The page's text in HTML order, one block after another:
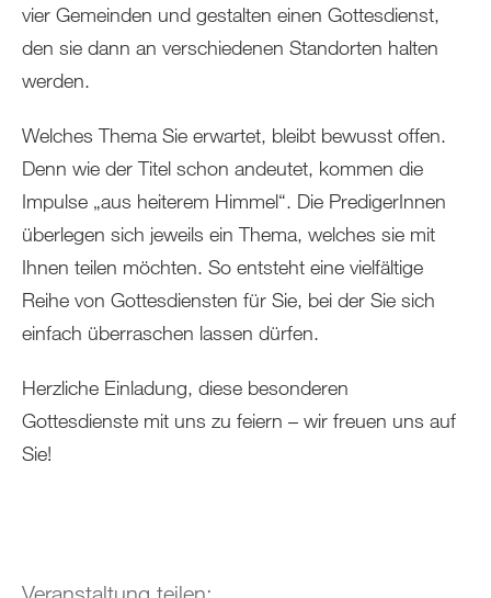
vier Gemeinden und gestalten einen Gottesdienst,
den sie dann an verschiedenen Standorten halten
werden.
Welches Thema Sie erwartet, bleibt bewusst offen.
Denn wie der Titel schon andeutet, kommen die
Impulse „aus heiterem Himmel“. Die PredigerInnen
überlegen sich jeweils ein Thema, welches sie mit
Ihnen teilen möchten. So entsteht eine vielfältige
Reihe von Gottesdiensten für Sie, bei der Sie sich
einfach überraschen lassen dürfen.
Herzliche Einladung, diese besonderen
Gottesdienste mit uns zu feiern – wir freuen uns auf
Sie!
Veranstaltung teilen: